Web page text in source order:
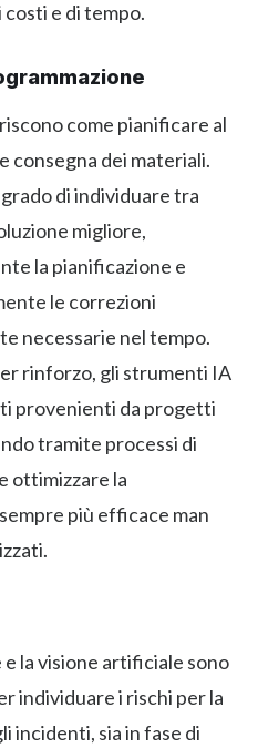
e di tempo.
come pianificare al
consegna dei materiali.
di individuare tra
migliore,
la pianificazione e
le correzioni
necessarie nel tempo.
rinforzo, gli strumenti IA
provenienti da progetti
tramite processi di
ottimizzare la
più efficace man
la visione artificiale sono
individuare i rischi per la
incidenti, sia in fase di